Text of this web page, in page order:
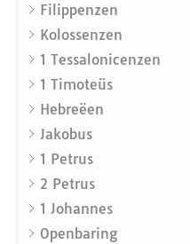
Filippenzen
Kolossenzen
1 Tessalonicenzen
1 Timoteüs
Hebreëen
Jakobus
1 Petrus
2 Petrus
1 Johannes
Openbaring